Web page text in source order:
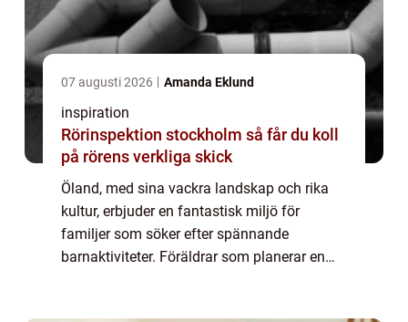
07 augusti 2026 Amanda Eklund
inspiration
Rörinspektion stockholm så får du koll
på rörens verkliga skick
Öland, med sina vackra landskap och rika
kultur, erbjuder en fantastisk miljö för
familjer som söker efter spännande
barnaktiviteter. Föräldrar som planerar en